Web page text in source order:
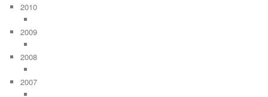
2010
2009
2008
2007